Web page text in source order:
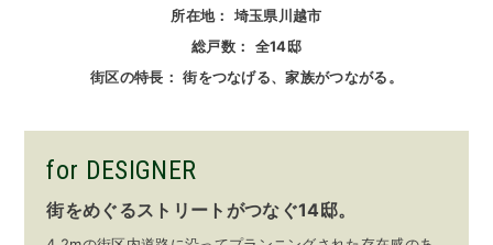
所在地
埼玉県川越市
総戸数
全14邸
街区の特長
街をつなげる、家族がつながる。
for DESIGNER
街をめぐるストリートがつなぐ14邸。